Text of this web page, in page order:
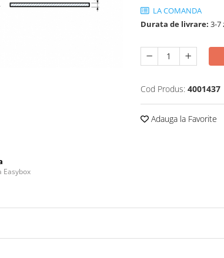
LA COMANDA
Durata de livrare: 3-7
Cod Produs: 4001437
Adauga la Favorite
Easybox